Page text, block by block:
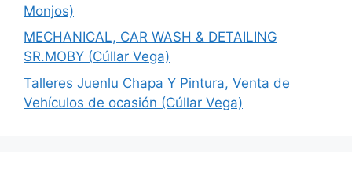
Monjos)
MECHANICAL, CAR WASH & DETAILING
SR.MOBY (Cúllar Vega)
Talleres Juenlu Chapa Y Pintura, Venta de
Vehículos de ocasión (Cúllar Vega)